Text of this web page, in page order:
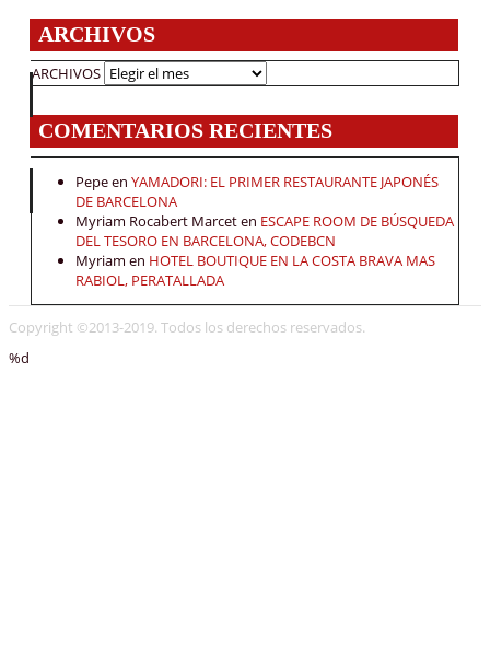
ARCHIVOS
ARCHIVOS
COMENTARIOS RECIENTES
Pepeen YAMADORI: EL PRIMER RESTAURANTE JAPONÉS
DE BARCELONA
Myriam Rocabert Marceten ESCAPE ROOM DE BÚSQUEDA
DEL TESORO EN BARCELONA, CODEBCN
Myriam en HOTEL BOUTIQUE EN LA COSTA BRAVA MAS
RABIOL, PERATALLADA
Copyright ©2013-2019. Todos los derechos reservados.
%d